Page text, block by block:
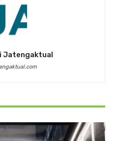
Jatengaktual